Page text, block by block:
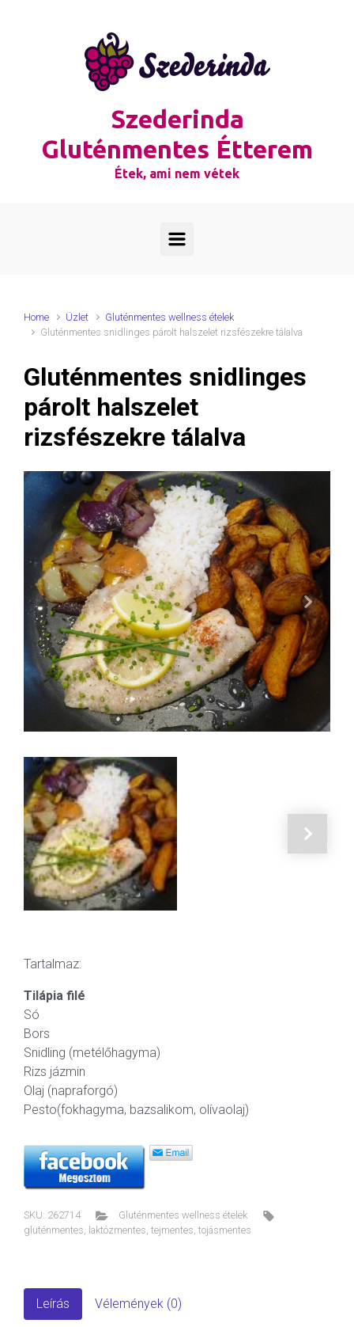
Szederinda
Gluténmentes Étterem
Étek, ami nem vétek
Home Üzlet
Gluténmentes wellness ételek
Gluténmentes snidlinges párolt halszelet rizsfészekre tálalva
Gluténmentes snidlinges
párolt halszelet
rizsfészekre tálalva
Next
Tartalmaz:
Tilápia filé
Só
Bors
Snidling (metélőhagyma)
Rizs jázmin
Olaj (napraforgó)
Pesto(fokhagyma, bazsalikom, olívaolaj)
SKU: 262714
Gluténmentes wellness ételek
gluténmentes, laktózmentes, tejmentes, tojásmentes
Leírás Vélemények (0)